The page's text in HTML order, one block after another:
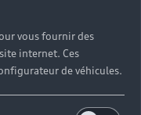
Audi
vous fournir des
internet. Ces
de véhicules.